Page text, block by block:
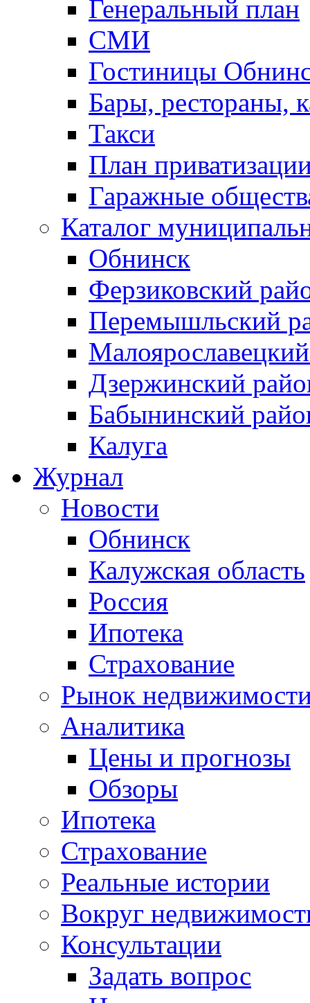
Генеральный план
СМИ
Гостиницы
Бары, рестораны,
Такси
План
Гаражные
Каталог
Обнинск
Ферзиковский
Перемышльский
Дзержинский
Бабынинский
Калуга
Журнал
Новости
Обнинск
Калужская область
Россия
Ипотека
Страхование
Рынок
Аналитика
Цены и прогнозы
Обзоры
Ипотека
Страхование
Реальные истории
Вокруг
Консультации
Задать вопрос